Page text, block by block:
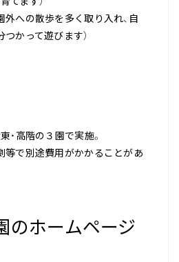
への散歩を多く取り入れ、自
かって遊びます）
・高階の３園で実施。
等で別途費用がかかることがあ
のホームページ